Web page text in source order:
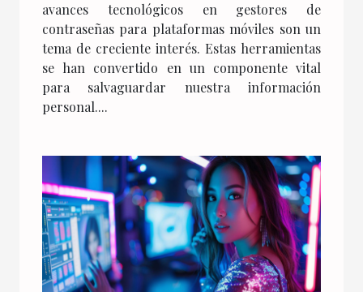
avances tecnológicos en gestores de
contraseñas para plataformas móviles son un
tema de creciente interés. Estas herramientas
se han convertido en un componente vital
para salvaguardar nuestra información
personal....